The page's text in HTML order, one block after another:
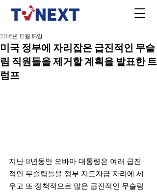
미국 정부에 자리잡은 급진적인 무슬
림 직원들을 제거할 계획을 발표한 트
럼프
2016년 12월 18일
지난 8년동안 오바마 대통령은 여러 급진
적인 무슬림들을 정부 지도자급 자리에 세
우고 또 정책적으로 많은 급진적인 무슬림